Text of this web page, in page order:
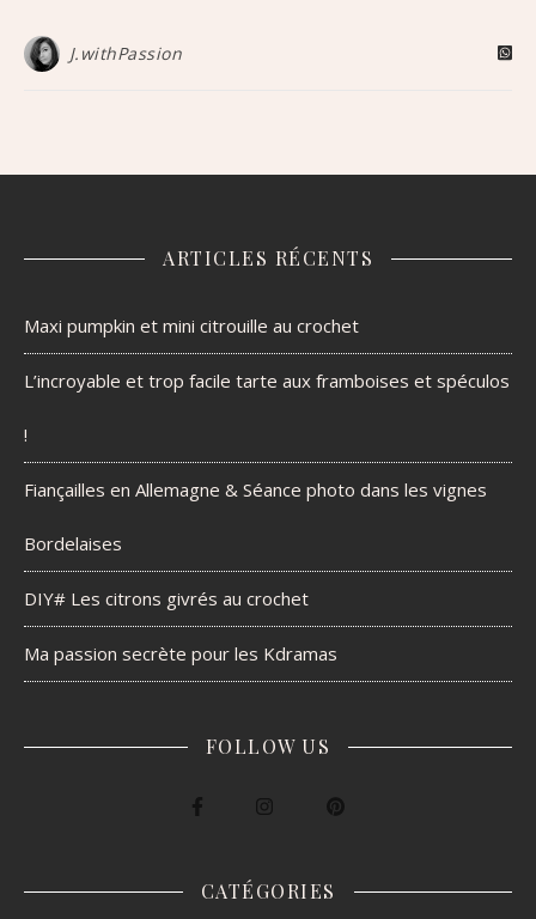
J.withPassion
ARTICLES RÉCENTS
Maxi pumpkin et mini citrouille au crochet
L’incroyable et trop facile tarte aux framboises et spéculos
!
Fiançailles en Allemagne & Séance photo dans les vignes
Bordelaises
DIY# Les citrons givrés au crochet
Ma passion secrète pour les Kdramas
FOLLOW US
CATÉGORIES